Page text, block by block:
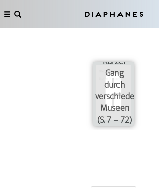
Diaphanes
AUSSTELLUNGEN
Kurzer
Gang
durch
verschiedene
Museen
(S. 7 – 72)